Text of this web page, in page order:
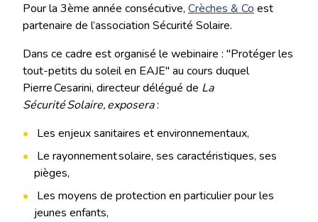
Pour la 3ème année consécutive, Crèches & Co est
partenaire de l’association Sécurité Solaire.
Dans ce cadre est organisé le webinaire : "Protéger les
tout-petits du soleil en EAJE" au cours duquel
Pierre Cesarini, directeur délégué de La
Sécurité Solaire, exposera:
Les enjeux sanitaires et environnementaux,
Le rayonnement solaire, ses caractéristiques, ses
pièges,
Les moyens de protection en particulier pour les
jeunes enfants,